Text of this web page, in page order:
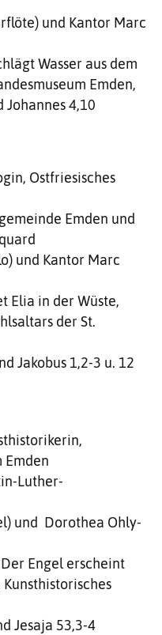
und Kantor Marc
Wasser aus dem
Emden,
Johannes 4,10
Ostfriesisches
Emden und
und Kantor Marc
Elia in der Wüste,
der St.
Jakobus 1,2-3 u. 12
Emden
Luther-
und Dorothea Ohly-
Engel erscheint
Jesaja 53,3-4